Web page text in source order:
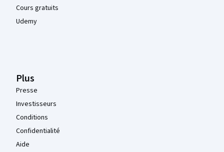
Cours gratuits
Udemy
Plus
Presse
Investisseurs
Conditions
Confidentialité
Aide